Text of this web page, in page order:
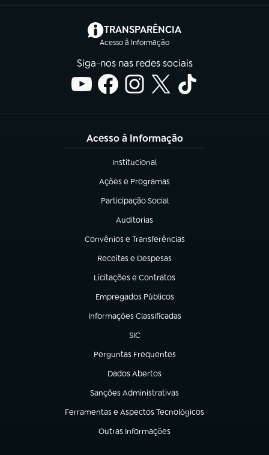
TRANSPARÊNCIA
Acesso à Informação
(abre em nova aba)
Siga-nos nas redes sociais
Acesso à Informação
Institucional
(abre em nova aba)
Ações e Programas
(abre em nova aba)
Participação Social
(abre em nova aba)
Auditorias
(abre em nova aba)
Convênios e Transferências
(abre em nova aba)
Receitas e Despesas
(abre em nova aba)
Licitações e Contratos
(abre em nova aba)
Empregados Públicos
(abre em nova aba)
Informações Classificadas
(abre em nova aba)
SIC
(abre em nova aba)
Perguntas Frequentes
(abre em nova aba)
Dados Abertos
(abre em nova aba)
Sanções Administrativas
(abre em nova aba)
Ferramentas e Aspectos Tecnológicos
(abre em nova aba)
Outras Informações
(abre em nova aba)